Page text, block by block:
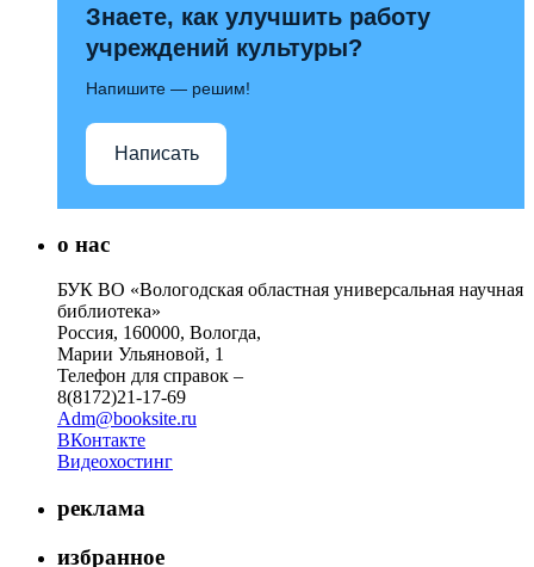
Знаете, как улучшить работу
учреждений культуры?
Напишите — решим!
Написать
о нас
БУК ВО «Вологодская областная универсальная научная
библиотека»
Россия, 160000, Вологда,
Марии Ульяновой, 1
Телефон для справок –
8(8172)21-17-69
Adm@booksite.ru
ВКонтакте
Видеохостинг
реклама
избранное